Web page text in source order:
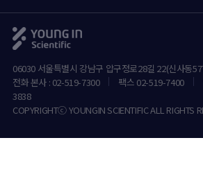
06030 서울특별시 강남구 압구정로28길 22(신사동
전화 본사 : 02-519-7300
팩스 02-519-7400
3838
COPYRIGHTⓒ YOUNGIN SCIENTIFIC ALL RIGHTS